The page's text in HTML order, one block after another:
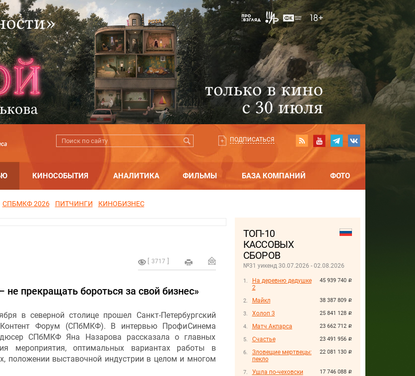
ПОДПИСАТЬСЯ
КИНОСОБЫТИЯ АНАЛИТИКА ФИЛЬМЫ БАЗА КОМПАНИЙ ФОТО
СПБМКФ 2026 ПИТЧИНГИ КИНОБИЗНЕС
ТОП-10
КАССОВЫХ
СБОРОВ
№31 уикенд 30.07.2026 - 02.08.2026
45 939 740 руб.
На деревню дедушке
2
38 387 809 руб.
Майкл
25 841 128 руб.
Холоп 3
23 662 712 руб.
Матч Акпарса
23 491 956 руб.
Счастье
22 081 130 руб.
Зловещие мертвецы:
пекло
17 746 088 руб.
Ушла по-чеховски
3717
не прекращать бороться за свой бизнес»
в северной столице прошел Санкт-Петербургский
Форум (СПбМКФ). В интервью ПрофиСинема
СПбМКФ Яна Назарова рассказала о главных
мероприятия, оптимальных вариантах работы в
положении выставочной индустрии в целом и многом